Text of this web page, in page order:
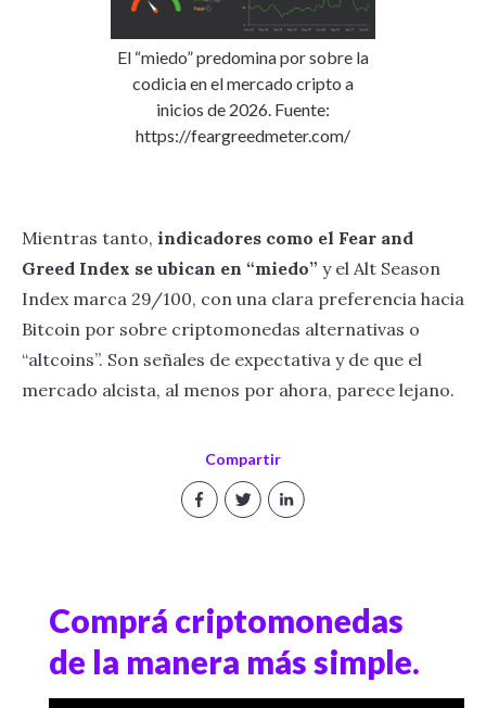
Compartir
El “miedo” predomina por sobre la
codicia en el mercado cripto a
inicios de 2026. Fuente:
https://feargreedmeter.com/
Mientras tanto, indicadores como el Fear and
Greed Index se ubican en “miedo” y el Alt Season
Index marca 29/100, con una clara preferencia hacia
Bitcoin por sobre criptomonedas alternativas o
“altcoins”. Son señales de expectativa y de que el
mercado alcista, al menos por ahora, parece lejano.
Comprá criptomonedas
de la manera más simple.